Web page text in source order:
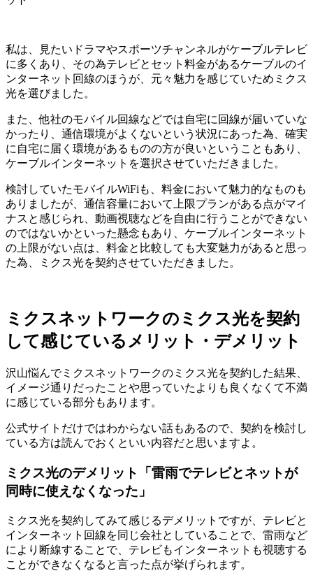
私は、見たいドラマやスポーツチャンネルがケーブルテレビ
に多くあり、その為テレビとセット料金があるケーブルのイ
ンターネット回線のほうが、元々魅力を感じていためミクス
光を選びました。
また、他社のモバイル回線などでは自宅に回線が届いていな
かったり、通信環境がよくないという状況にあった為、確実
に自宅に届く環境があるものの方が良いということもあり、
ケーブルインターネットを選択させていただきました。
検討していたモバイルWiFiも、料金において魅力的なものも
ありましたが、通信容量において上限プランがある点がマイ
ナスと感じられ、動画視聴などを自由に行うことができない
のではないかといった懸念もあり、ケーブルインターネット
の上限がない点は、料金と比較しても大変魅力があると思っ
た為、ミクス光を契約させていただきました。
ミクスネットワークのミクス光を契約
して感じているメリット・デメリット
沢山悩んでミクスネットワークのミクス光を契約した結果、
イメージ通りだったことや思っていたよりも良くなくて不満
に感じている部分もあります。
公式サイトだけではわからない話もあるので、契約を検討し
ている方は読んでおくといい内容だと思いますよ。
ミクス光のデメリット「雷雨でテレビとネットが
同時に使えなくなった」
ミクス光を契約してみて感じるデメリットですが、テレビと
インターネット回線を同じ会社としていることで、雷雨など
により断線することで、テレビもインターネットも視聴する
ことができなくなると言った点が挙げられます。